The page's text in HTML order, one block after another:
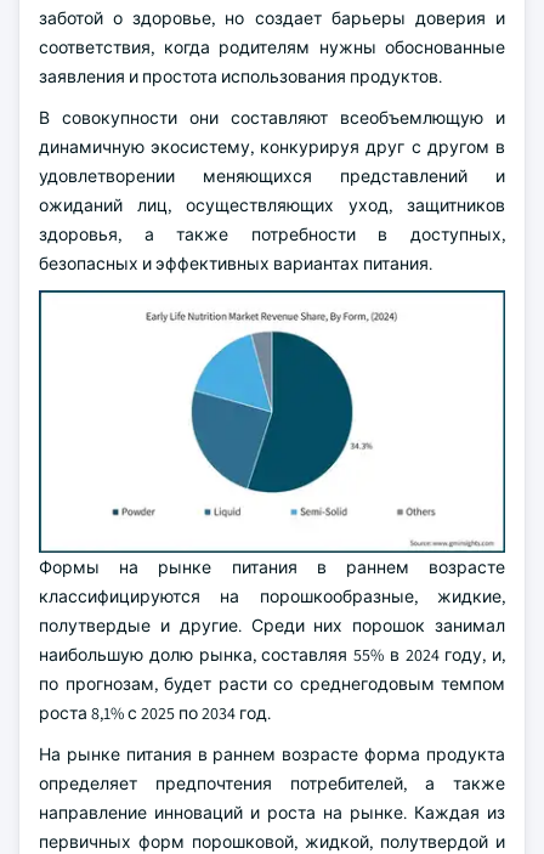
заботой о здоровье, но создает барьеры доверия и
соответствия, когда родителям нужны обоснованные
заявления и простота использования продуктов.
В совокупности они составляют всеобъемлющую и
динамичную экосистему, конкурируя друг с другом в
удовлетворении меняющихся представлений и
ожиданий лиц, осуществляющих уход, защитников
здоровья, а также потребности в доступных,
безопасных и эффективных вариантах питания.
Формы на рынке питания в раннем возрасте
классифицируются на порошкообразные, жидкие,
полутвердые и другие. Среди них порошок занимал
наибольшую долю рынка, составляя 55% в 2024 году, и,
по прогнозам, будет расти со среднегодовым темпом
роста 8,1% с 2025 по 2034 год.
На рынке питания в раннем возрасте форма продукта
определяет предпочтения потребителей, а также
направление инноваций и роста на рынке. Каждая из
первичных форм порошковой, жидкой, полутвердой и